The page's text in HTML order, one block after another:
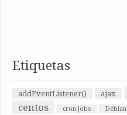
Etiquetas
addEventListener() ajax
centos
cron jobs Debian